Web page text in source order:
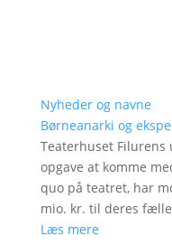
Nyheder og navne
Børneanarki og
Teaterhuset Filurens
opgave at komme
quo på teatret, har
mio. kr. til deres
Læs mere